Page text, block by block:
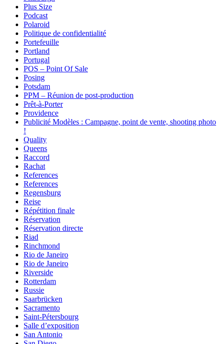
Plus Size
Podcast
Polaroid
Politique de confidentialité
Portefeuille
Portland
Portugal
POS – Point Of Sale
Posing
Potsdam
PPM – Réunion de post-production
Prêt-à-Porter
Providence
Publicité Modèles : Campagne, point de vente, shooting photo
!
Quality
Queens
Raccord
Rachat
References
References
Regensburg
Reise
Répétition finale
Réservation
Réservation directe
Riad
Rinchmond
Rio de Janeiro
Rio de Janeiro
Riverside
Rotterdam
Russie
Saarbrücken
Sacramento
Saint-Pétersbourg
Salle d’exposition
San Antonio